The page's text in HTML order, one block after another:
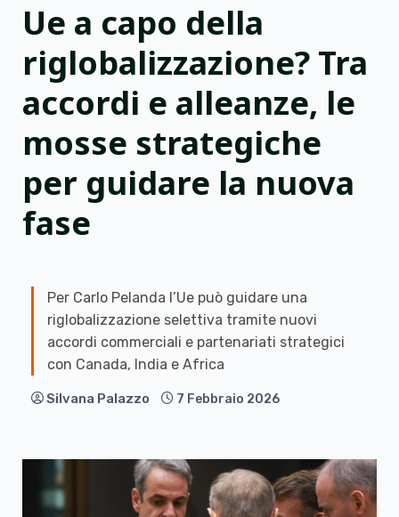
Ue a capo della
riglobalizzazione? Tra
accordi e alleanze, le
mosse strategiche
per guidare la nuova
fase
Per Carlo Pelanda l’Ue può guidare una
riglobalizzazione selettiva tramite nuovi
accordi commerciali e partenariati strategici
con Canada, India e Africa
Silvana Palazzo 7 Febbraio 2026